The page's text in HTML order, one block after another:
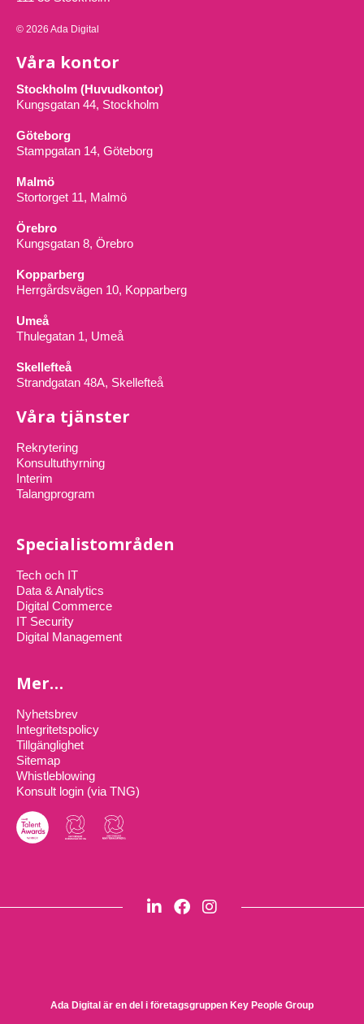
© 2026 Ada Digital
Våra kontor
Stockholm (Huvudkontor)
Kungsgatan 44, Stockholm
Göteborg
Stampgatan 14, Göteborg
Malmö
Stortorget 11, Malmö
Örebro
Kungsgatan 8, Örebro
Kopparberg
Herrgårdsvägen 10, Kopparberg
Umeå
Thulegatan 1, Umeå
Skellefteå
Strandgatan 48A, Skellefteå
Våra tjänster
Rekrytering
Konsultuthyrning
Interim
Talangprogram
Specialistområden
Tech och IT
Data & Analytics
Digital Commerce
IT Security
Digital Management
Mer…
Nyhetsbrev
Integritetspolicy
Tillgänglighet
Sitemap
Whistleblowing
Konsult login (via TNG)
Ada Digital är en del i företagsgruppen Key People Group